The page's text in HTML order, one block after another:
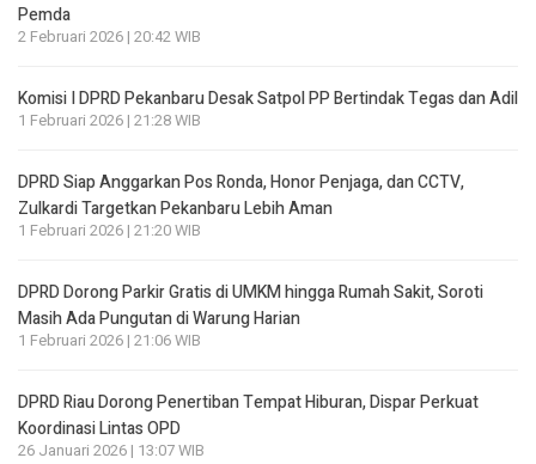
Pemda
2 Februari 2026 | 20:42 WIB
Komisi I DPRD Pekanbaru Desak Satpol PP Bertindak Tegas dan Adil
1 Februari 2026 | 21:28 WIB
DPRD Siap Anggarkan Pos Ronda, Honor Penjaga, dan CCTV,
Zulkardi Targetkan Pekanbaru Lebih Aman
1 Februari 2026 | 21:20 WIB
DPRD Dorong Parkir Gratis di UMKM hingga Rumah Sakit, Soroti
Masih Ada Pungutan di Warung Harian
1 Februari 2026 | 21:06 WIB
DPRD Riau Dorong Penertiban Tempat Hiburan, Dispar Perkuat
Koordinasi Lintas OPD
26 Januari 2026 | 13:07 WIB